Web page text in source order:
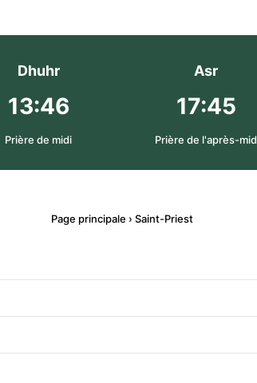
Dhuhr
13:46
Prière de midi
Asr
17:45
Prière de l'après-mid
Page principale › Saint-Priest